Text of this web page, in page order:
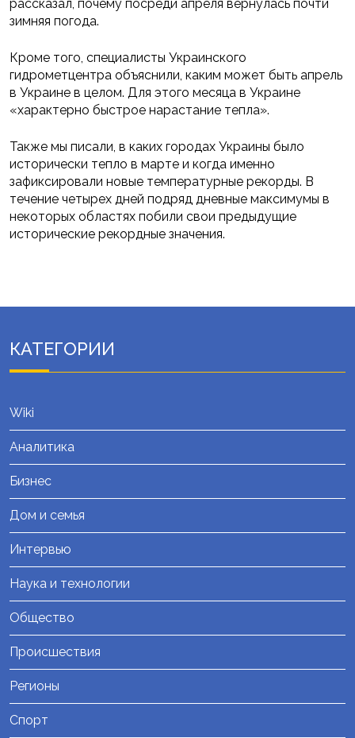
рассказал, почему посреди апреля вернулась почти
зимняя погода.
Кроме того, специалисты Украинского
гидрометцентра объяснили, каким может быть апрель
в Украине в целом. Для этого месяца в Украине
«характерно быстрое нарастание тепла».
Также мы писали, в каких городах Украины было
исторически тепло в марте и когда именно
зафиксировали новые температурные рекорды. В
течение четырех дней подряд дневные максимумы в
некоторых областях побили свои предыдущие
исторические рекордные значения.
КАТЕГОРИИ
Wiki
Аналитика
Бизнес
Дом и семья
Интервью
Наука и технологии
Общество
Происшествия
Регионы
Спорт